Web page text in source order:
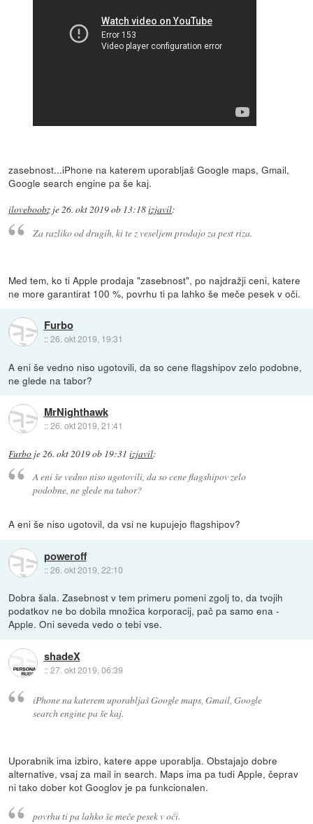
zasebnost...iPhone na katerem uporabljaš Google maps, Gmail,
Google search engine pa še kaj.
iloveboobz je26. okt 2019 ob 13:18izjavil:
Za razliko od drugih, ki te z veseljem prodajo za pest riza.
Med tem, ko ti Apple prodaja "zasebnost", po najdražji ceni, katere
ne more garantirat 100 %, povrhu ti pa lahko še meče pesek v oči.
Furbo
::26. okt 2019, 19:31
A eni še vedno niso ugotovili, da so cene flagshipov zelo podobne,
ne glede na tabor?
MrNighthawk
::26. okt 2019, 21:41
Furbo je26. okt 2019 ob 19:31 izjavil:
A eni še vedno niso ugotovili, da so cene flagshipov zelo
podobne, ne glede na tabor?
A eni še niso ugotovil, da vsi ne kupujejo flagshipov?
poweroff
::26. okt 2019, 22:10
Dobra šala. Zasebnost v tem primeru pomeni zgolj to, da tvojih
podatkov ne bo dobila množica korporacij, pač pa samo ena -
Apple. Oni seveda vedo o tebi vse.
shadeX
::27. okt 2019, 06:39
iPhone na katerem uporabljaš Google maps, Gmail, Google
search engine pa še kaj.
Uporabnik ima izbiro, katere appe uporablja. Obstajajo dobre
alternative, vsaj za mail in search. Maps ima pa tudi Apple, čeprav
ni tako dober kot Googlov je pa funkcionalen.
povrhu ti pa lahko še meče pesek v oči.